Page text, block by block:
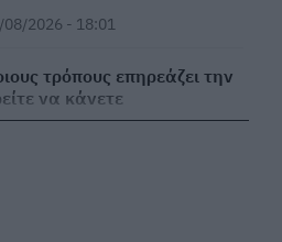
08/2026 - 18:01
τρόπους επηρεάζει την
να κάνετε